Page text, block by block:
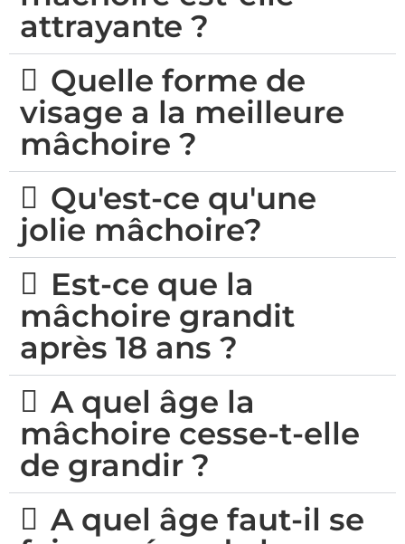
attrayante ?
Quelle forme de
visage a la meilleure
mâchoire ?
Qu'est-ce qu'une
jolie mâchoire?
Est-ce que la
mâchoire grandit
après 18 ans ?
A quel âge la
mâchoire cesse-t-elle
de grandir ?
A quel âge faut-il se